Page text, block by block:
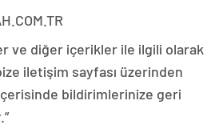
ve diğer içerikler ile ilgili olarak
iletişim sayfası üzerinden
bildirimlerinize geri